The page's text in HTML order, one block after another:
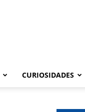
CURIOSIDADES